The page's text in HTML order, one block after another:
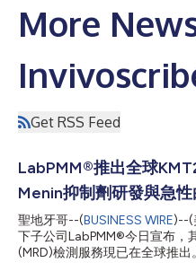
More
Get RSS Feed
LabPMM®推出全球
Menin抑制劑研發與急
聖地牙哥--(BUSINESS WIRE)--(
下子公司LabPMM®今日宣布，
(MRD)檢測服務現已在全球推出